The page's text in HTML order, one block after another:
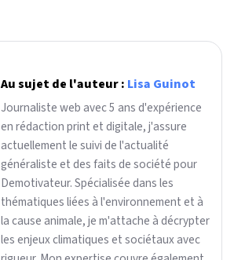
Au sujet de l'auteur : Lisa Guinot
Journaliste web avec 5 ans d'expérience
en rédaction print et digitale, j'assure
actuellement le suivi de l'actualité
généraliste et des faits de société pour
Demotivateur. Spécialisée dans les
thématiques liées à l'environnement et à
la cause animale, je m'attache à décrypter
les enjeux climatiques et sociétaux avec